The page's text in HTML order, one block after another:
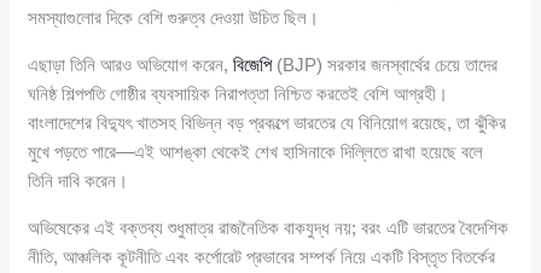
সমস্যাগুলোর দিকে বেশি গুরুত্ব দেওয়া উচিত ছিল।
এছাড়া তিনি আরও অভিযোগ করেন,বিজেপি(BJP) সরকার জনস্বার্থের চেয়ে তাদের
ঘনিষ্ঠ শিল্পপতি গোষ্ঠীর ব্যবসায়িক নিরাপত্তা নিশ্চিত করতেই বেশি আগ্রহী।
বাংলাদেশের বিদ্যুৎ খাতসহ বিভিন্ন বড় প্রকল্পে ভারতের যে বিনিয়োগ রয়েছে, তা ঝুঁকির
মুখে পড়তে পারে—এই আশঙ্কা থেকেই শেখ হাসিনাকে দিল্লিতে রাখা হয়েছে বলে
তিনি দাবি করেন।
অভিষেকের এই বক্তব্য শুধুমাত্র রাজনৈতিক বাকযুদ্ধ নয়; বরং এটি ভারতের বৈদেশিক
নীতি, আঞ্চলিক কূটনীতি এবং কর্পোরেট প্রভাবের সম্পর্ক নিয়ে একটি বিস্তৃত বিতর্কের